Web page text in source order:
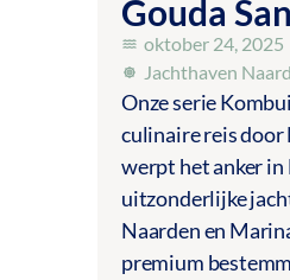
Gouda
oktober 24, 2025
Jachthaven
Onze serie
culinaire reis
werpt het anker
uitzonderlijke
Naarden en
premium